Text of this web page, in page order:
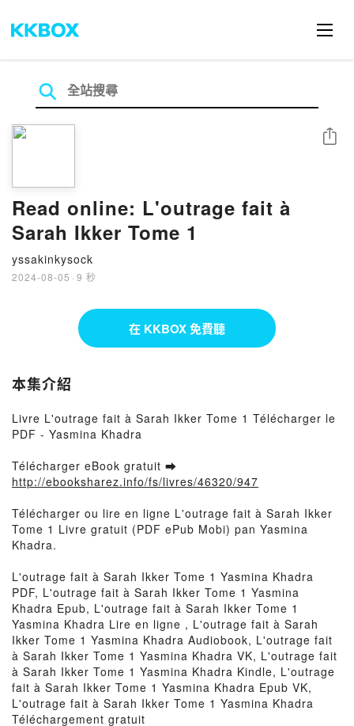
Read online: L'outrage fait à
Sarah Ikker Tome 1
yssakinkysock
2024-08-05 · 9 秒
分享
在 KKBOX 免費聽
本集介紹
Livre L'outrage fait à Sarah Ikker Tome 1 Télécharger le
PDF - Yasmina Khadra
Télécharger eBook gratuit ➡
http://ebooksharez.info/fs/livres/46320/947
Télécharger ou lire en ligne L'outrage fait à Sarah Ikker
Tome 1 Livre gratuit (PDF ePub Mobi) pan Yasmina
Khadra.
L'outrage fait à Sarah Ikker Tome 1 Yasmina Khadra
PDF, L'outrage fait à Sarah Ikker Tome 1 Yasmina
Khadra Epub, L'outrage fait à Sarah Ikker Tome 1
Yasmina Khadra Lire en ligne , L'outrage fait à Sarah
Ikker Tome 1 Yasmina Khadra Audiobook, L'outrage fait
à Sarah Ikker Tome 1 Yasmina Khadra VK, L'outrage fait
à Sarah Ikker Tome 1 Yasmina Khadra Kindle, L'outrage
fait à Sarah Ikker Tome 1 Yasmina Khadra Epub VK,
L'outrage fait à Sarah Ikker Tome 1 Yasmina Khadra
Téléchargement gratuit